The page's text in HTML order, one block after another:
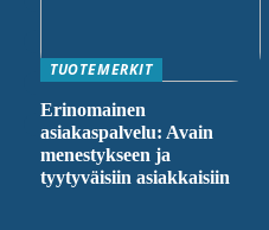
TUOTEMERKIT
Erinomainen
asiakaspalvelu: Avain
menestykseen ja
tyytyväisiin asiakkaisiin